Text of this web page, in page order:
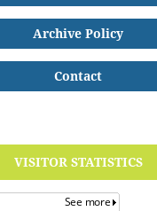
Archive Policy
Contact
VISITOR STATISTICS